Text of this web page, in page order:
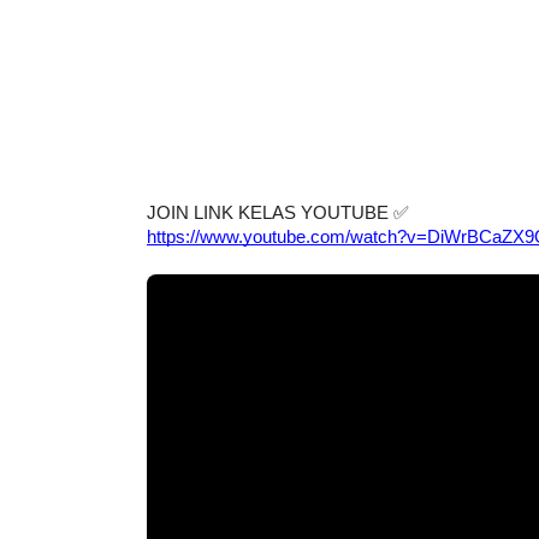
JOIN LINK KELAS YOUTUBE ✅
https://www.youtube.com/